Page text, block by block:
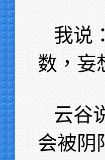
我说
数，妄
云谷
会被阴